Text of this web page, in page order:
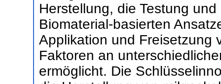
Herstellung, die Testung
Biomaterial-basierten
Applikation und Freisetzung
Faktoren an
ermöglicht. Die